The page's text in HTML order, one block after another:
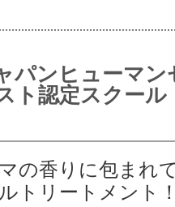
パンヒューマン
ト認定スクール
の香りに包まれ
トリートメント